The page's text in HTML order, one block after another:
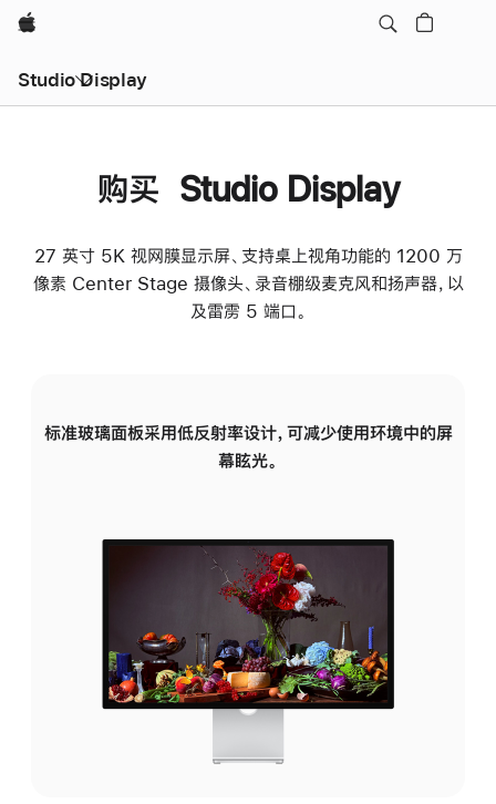
Apple
Studio Display
购买 Studio Display
27 英寸 5K 视网膜显示屏、支持桌上视角功能的 1200 万
像素 Center Stage 摄像头、录音棚级麦克风和扬声器，以
及雷雳 5 端口。
标准玻璃面板采用低反射率设计，可减少使用环境中的屏
幕眩光。